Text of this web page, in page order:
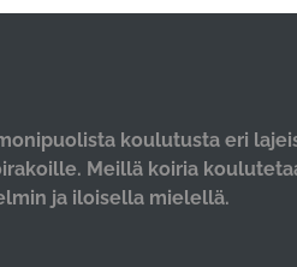
koulutusta eri
Meillä koiria
ja iloisella mielellä.